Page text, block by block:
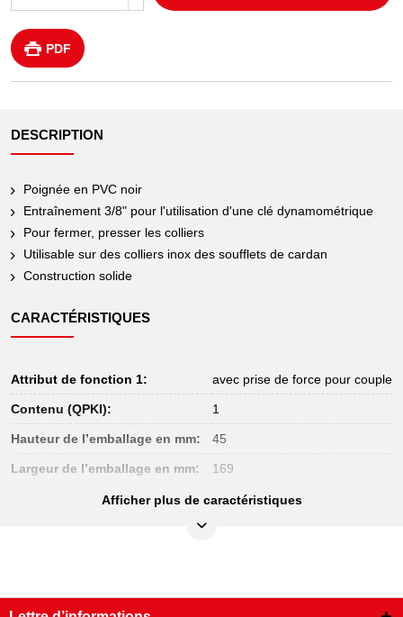
PDF
DESCRIPTION
Poignée en PVC noir
Entraînement 3/8" pour l'utilisation d'une clé dynamométrique
Pour fermer, presser les colliers
Utilisable sur des colliers inox des soufflets de cardan
Construction solide
CARACTÉRISTIQUES
Attribut de fonction 1: avec prise de force pour couple
Contenu (QPKI): 1
Hauteur de l’emballage en mm: 45
Largeur de l’emballage en mm: 169
Longueur de l’emballage en mm:372
Afficher plus de caractéristiques